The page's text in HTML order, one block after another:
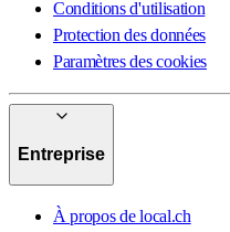
Conditions d'utilisation
Protection des données
Paramètres des cookies
Entreprise
À propos de local.ch